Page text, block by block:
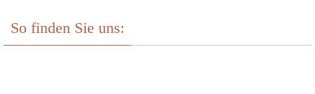
So finden Sie uns: